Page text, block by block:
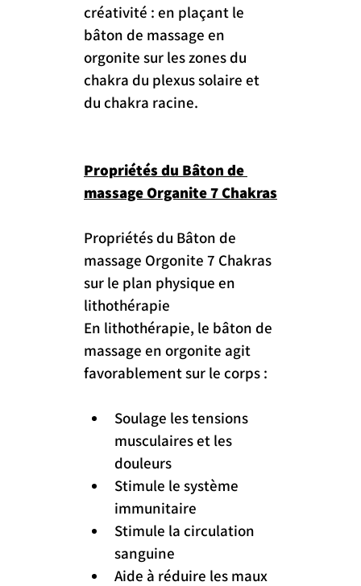
créativité : en plaçant le
bâton de massage en
orgonite sur les zones du
chakra du plexus solaire et
du chakra racine.
Propriétés du Bâton de
massage Organite 7 Chakras
Propriétés du Bâton de
massage Orgonite 7 Chakras
sur le plan physique en
lithothérapie
En lithothérapie, le bâton de
massage en orgonite agit
favorablement sur le corps :
Soulage les tensions
musculaires et les
douleurs
Stimule le système
immunitaire
Stimule la circulation
sanguine
Aide à réduire les maux